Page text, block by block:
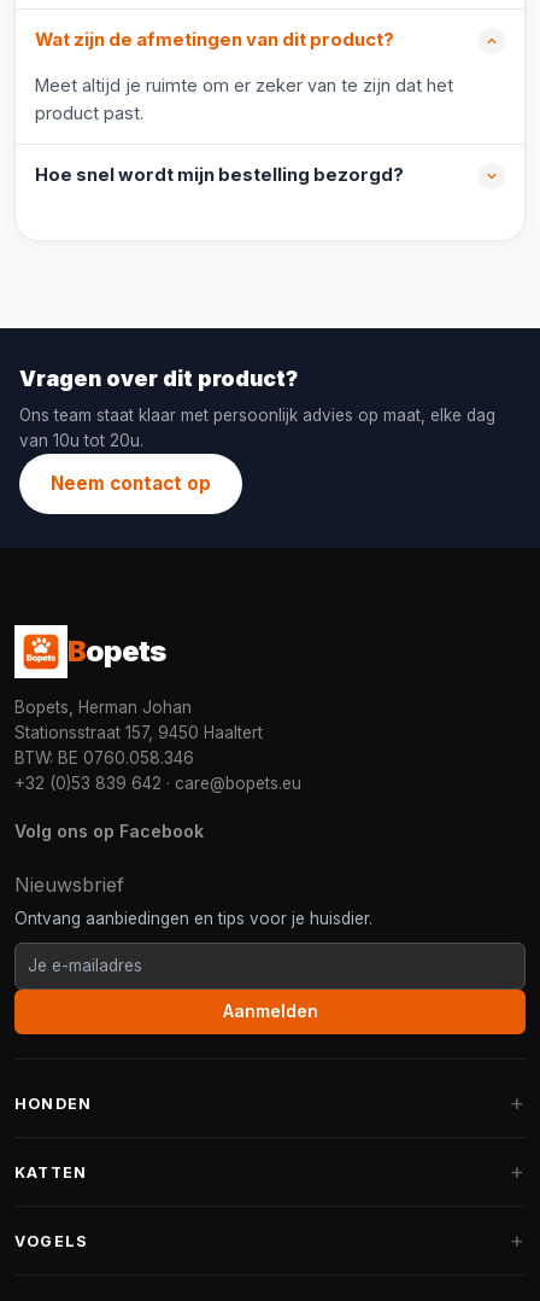
Wat zijn de afmetingen van dit product?
Meet altijd je ruimte om er zeker van te zijn dat het
product past.
Hoe snel wordt mijn bestelling bezorgd?
Vragen over dit product?
Ons team staat klaar met persoonlijk advies op maat, elke dag
van 10u tot 20u.
Neem contact op
Bopets
Bopets, Herman Johan
Stationsstraat 157, 9450 Haaltert
BTW: BE 0760.058.346
+32 (0)53 839 642 · care@bopets.eu
Volg ons op Facebook
Nieuwsbrief
Ontvang aanbiedingen en tips voor je huisdier.
Aanmelden
HONDEN
Fantail hondenmanden
KATTEN
VOGELS